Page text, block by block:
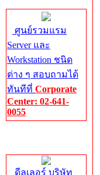
ศูนย์รวมแรม
Server และ
Workstation ชนิด
ต่าง ๆ สอบถามได้
ทันทีที่ Corporate
Center: 02-641-
0055
ดีลเลอร์ บริษัท